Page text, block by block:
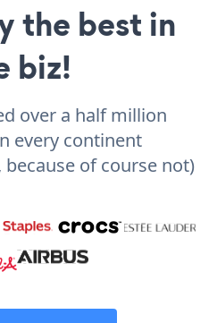
the best in
biz!
over a half million
every continent
of course not)